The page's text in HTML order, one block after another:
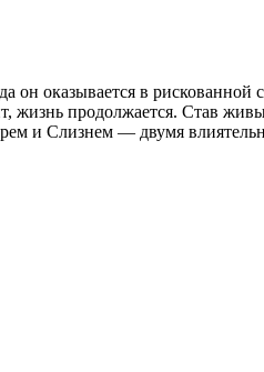
он оказывается в рискованной
жизнь продолжается. Став
и Слизнем — двумя